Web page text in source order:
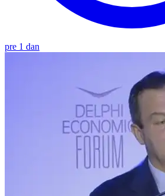
pre 1 dan